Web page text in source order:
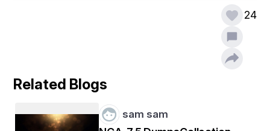
କାହିଁକି କେଜାଣି ମୋର ବକ୍ଷ ବିଦ୍ଧ କରେ
ଅଷ୍ଟାଙ୍ଗ ସ୍ତମ୍ଭିତ ହୁଏ ଚୈତନ ରୁଧିରେ ।
24
Related Blogs
sam sam